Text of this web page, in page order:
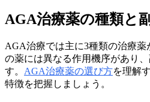
AGA治療薬の種類と
AGA治療では主に3種類の治療
の薬には異なる作用機序があり
す。 AGA治療薬の選び方を理解
特徴を把握しましょう。